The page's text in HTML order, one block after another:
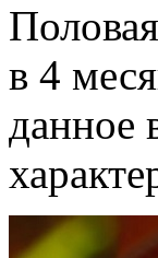
в 4
данное